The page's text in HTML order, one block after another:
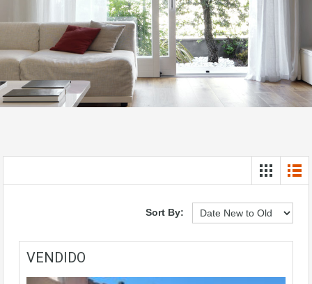
Sort By:
VENDIDO